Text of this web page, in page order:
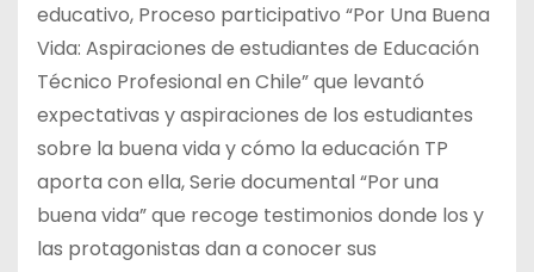
educativo, Proceso participativo “Por Una Buena
Vida: Aspiraciones de estudiantes de Educación
Técnico Profesional en Chile” que levantó
expectativas y aspiraciones de los estudiantes
sobre la buena vida y cómo la educación TP
aporta con ella, Serie documental “Por una
buena vida” que recoge testimonios donde los y
las protagonistas dan a conocer sus